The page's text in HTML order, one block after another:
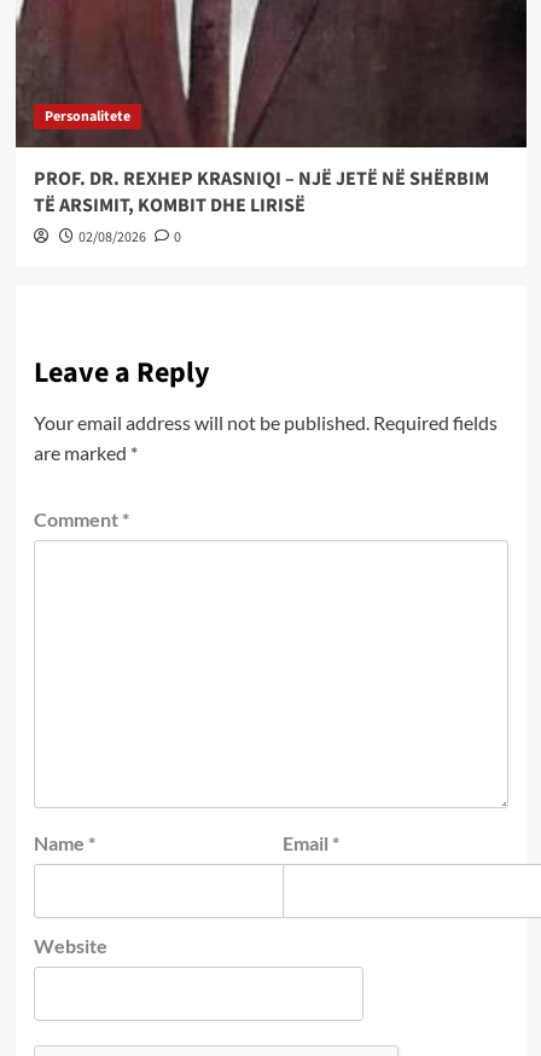
Personalitete
PROF. DR. REXHEP KRASNIQI – NJË JETË NË SHËRBIM
TË ARSIMIT, KOMBIT DHE LIRISË
02/08/2026 0
Leave a Reply
Your email address will not be published. Required fields
are marked *
Comment *
Name * Email *
Website